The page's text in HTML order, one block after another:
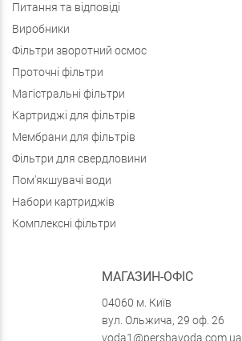
Питання та відповіді
Виробники
Фільтри зворотний осмос
Проточні фільтри
Магістральні фільтри
Картриджі для фільтрів
Мембрани для фільтрів
Фільтри для свердловини
Пом'якшувачі води
Набори картриджів
Комплексні фільтри
МАГАЗИН-ОФІС
04060 м. Київ
вул. Ольжича, 29 оф. 26
voda1@pershavoda.com.ua